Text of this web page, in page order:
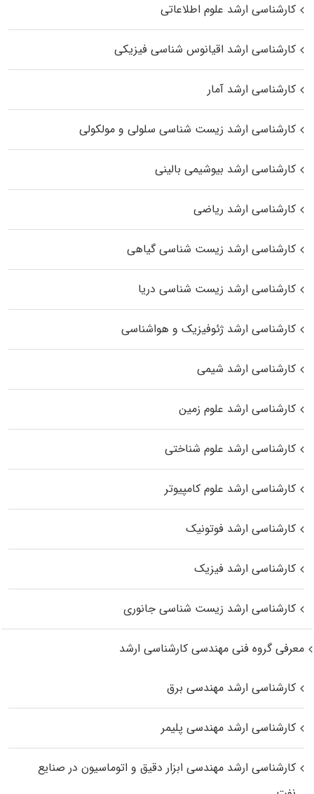
کارشناسی ارشد علوم اطلاعاتی
کارشناسی ارشد اقیانوس‌ شناسی فیزیکی
کارشناسی ارشد آمار
کارشناسی ارشد زیست شناسی سلولی و مولکولی
کارشناسی ارشد بیوشیمی بالینی
کارشناسی ارشد ریاضی
کارشناسی ارشد زیست‌ شناسی گیاهی
کارشناسی ارشد زیست‌ شناسی دریا
کارشناسی ارشد ژئوفیزیک و هواشناسی
کارشناسی ارشد شیمی
کارشناسی ارشد علوم زمین
کارشناسی ارشد علوم شناختی
کارشناسی ارشد علوم کامپیوتر
کارشناسی ارشد فوتونیک
کارشناسی ارشد فیزیک
کارشناسی ارشد زیست‌ شناسی جانوری
معرفی گروه فنی مهندسی کارشناسی ارشد
کارشناسی ارشد مهندسی برق
کارشناسی ارشد مهندسی پلیمر
کارشناسی ارشد مهندسی ابزار دقیق و اتوماسیون در صنایع